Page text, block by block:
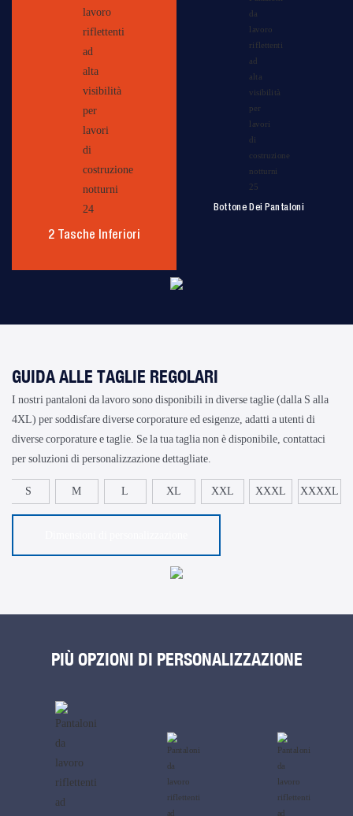
2 Tasche Inferiori
Bottone Dei Pantaloni
GUIDA ALLE TAGLIE REGOLARI
I nostri pantaloni da lavoro sono disponibili in diverse taglie (dalla S alla
4XL) per soddisfare diverse corporature ed esigenze, adatti a utenti di
diverse corporature e taglie. Se la tua taglia non è disponibile, contattaci
per soluzioni di personalizzazione dettagliate.
S M L XL XXL XXXL XXXXL
PIÙ OPZIONI DI PERSONALIZZAZIONE